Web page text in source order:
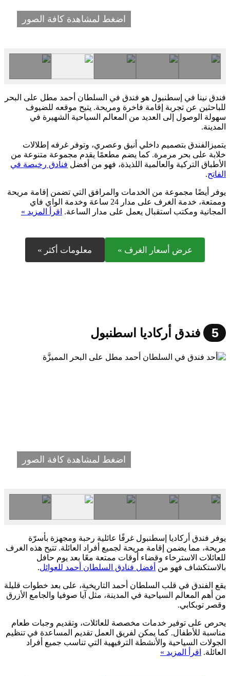
اضغط لمشاهدة كافة الصور
فندق نينا في إسطنبول هو فندق في السلطان أحمد مطل على البحر
للباحثين عن تجربة إقامة فاخرة ومريحة. يتيح موقعه للضيوف
سهولة الوصول إلى العديد من المعالم السياحية الشهيرة في
المدينة.
يتميزالفندق بتصميم داخلي أنيق وعصري، وتوفر غرفه إطلالات
خلابة على بحر مرمرة. كما يضم مطعمًا يقدم مجموعة متنوعة من
الأطباق التركية والعالمية اللذيذة، فهو من أفضل فنادق رخيصة في
الفاتح.
يوفر أيضًا مجموعة من الخدمات والمرافق التي تضمن إقامة مريحة
وممتعة، خدمة الغرف على مدار 24 ساعة وخدمة الواي فاي
المجانية ومكتب استقبال يعمل على مدار الساعة. اقرأ المزيد »
عرض أسعار الغرف » معلومات أكثر »
5 فندق أركاديا اسطنبول
اضغط لمشاهدة كافة الصور
يوفر فندق أركاديا إسطنبول غرفًا عائلية رحبة ومجهزة بأسرّة
مريحة، مما يضمن إقامة مريحة لجميع أفراد العائلة. تتيح هذه الغرف
للعائلات الاسترخاء وقضاء أوقات ممتعة معًا بعد يوم حافل
بالاستكشاف فهو من أفضل فنادق السلطان أحمد للعوائل.
يقع الفندق في قلب السلطان أحمد التاريخية، على بعد خطوات قليلة
من أهم المعالم السياحية في المدينة، مثل آيا صوفيا والجامع الأزرق
وقصر توبكابي.
يحرص على توفير خدمات مخصصة للعائلات، وتقديم وجبات طعام
مناسبة للأطفال. كما يمكن لفريق العمل تقديم المساعدة في تنظيم
الجولات السياحية والأنشطة الترفيهية التي تناسب جميع أفراد
العائلة. اقرأ المزيد »